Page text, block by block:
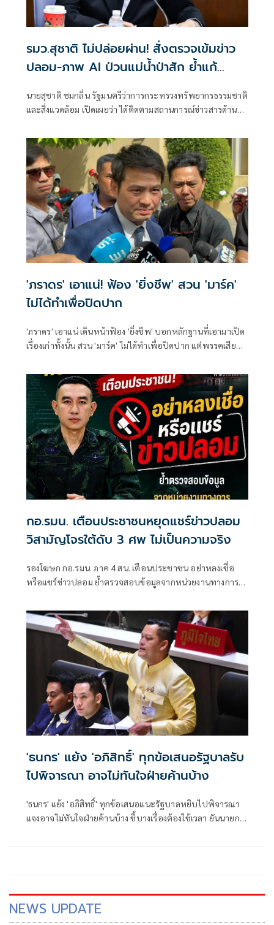
รมว.สุชาติ ไม่ปล่อยผ่าน! สั่งตรวจเข้มข่าว
ปลอม-ภาพ AI ป่วนแม่น้ำป่าสัก ย้ำแก้
ปัญหาจริง ไม่ปล่อยข้อมูลเท็จหลอก
ประชาชน
นายสุชาติ ชมกลิ่น รัฐมนตรีว่าการกระทรวงทรัพยากรธรรมชาติ
และสิ่งแวดล้อม เปิดเผยว่า ได้ติดตามสถานการณ์ข่าวสารด้านสิ่ง
'ภราดร' เอาแน่! ฟ้อง 'ยิ่งชีพ' สวน 'มาร์ค'
ไม่ได้ทำเพื่อปิดปาก
'ภราดร' เอาแน่ เดินหน้าฟ้อง 'ยิ่งชีพ' บอกหลักฐานที่เอามาเปิด
เรื่องเก่าทั้งนั้น สวน 'มาร์ค' ไม่ได้ทำเพื่อปิดปาก แต่พรรคเสีย
กอ.รมน. เตือนประชาชนหยุดแชร์ข่าวปลอม
วิสามัญโจรใต้ดับ 3 ศพ ไม่เป็นความจริง
รองโฆษก กอ.รมน. ภาค 4 สน. เตือนประชาชน อย่าหลงเชื่อ
หรือแชร์ข่าวปลอม ย้ำตรวจสอบข้อมูลจากหน่วยงานทางการ
'ธนกร' แย้ง 'อภิสิทธิ์' ทุกข้อเสนอรัฐบาลรับ
ไปพิจารณา อาจไม่ทันใจฝ่ายค้านบ้าง
'ธนกร' แย้ง 'อภิสิทธิ์' ทุกข้อเสนอแนะรัฐบาลหยิบไปพิจารณา
แจงอาจไม่ทันใจฝ่ายค้านบ้าง ชี้บางเรื่องต้องใช้เวลา ยันนายกฯ
NEWS UPDATE